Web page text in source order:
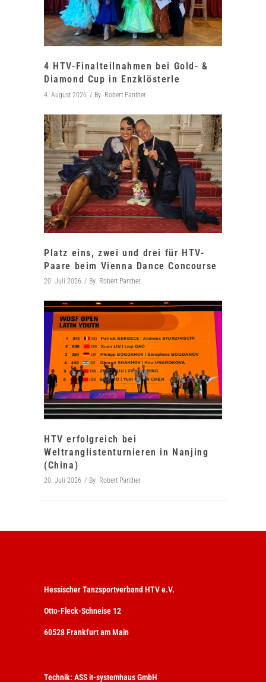
4 HTV-Finalteilnahmen bei Gold- &
Diamond Cup in Enzklösterle
4. August 2026 By Robert Panther
Platz eins, zwei und drei für HTV-
Paare beim Vienna Dance Concourse
20. Juli 2026 By Robert Panther
HTV erfolgreich bei
Weltranglistenturnieren in Nanjing
(China)
20. Juli 2026 By Robert Panther
Hessischer Tanzsportverband HTV e.V.
Otto-Fleck-Schneise 12
60528 Frankfurt am Main
Technik: ASS it-systemhaus GmbH